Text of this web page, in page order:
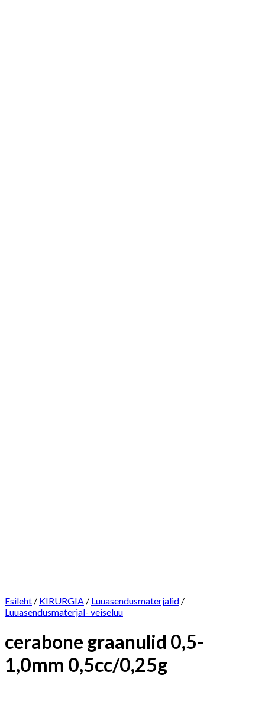
Esileht / KIRURGIA / Luuasendusmaterjalid /
Luuasendusmaterjal- veiseluu
cerabone graanulid 0,5-
1,0mm 0,5cc/0,25g